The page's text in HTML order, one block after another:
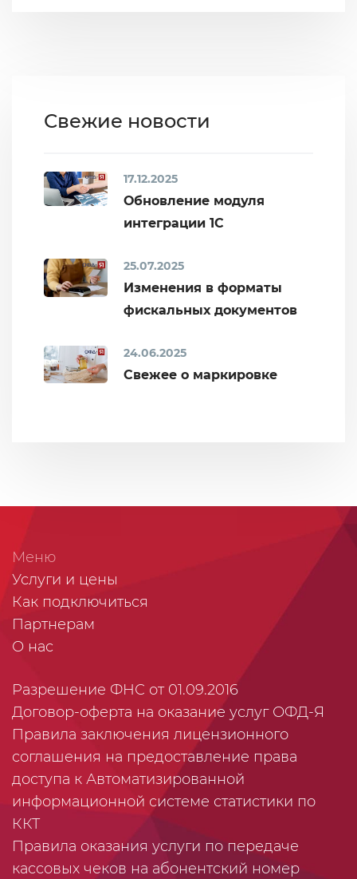
Свежие новости
17.12.2025
Обновление модуля
интеграции 1С
25.07.2025
Изменения в форматы
фискальных документов
24.06.2025
Свежее о маркировке
Меню
Услуги и цены
Как подключиться
Партнерам
О нас
Разрешение ФНС от 01.09.2016
Договор-оферта на оказание услуг ОФД-Я
Правила заключения лицензионного
соглашения на предоставление права
доступа к Автоматизированной
информационной системе статистики по
ККТ
Правила оказания услуги по передаче
кассовых чеков на абонентский номер